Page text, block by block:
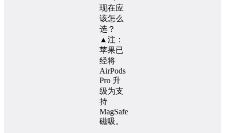
▲注：
苹果已
经将
AirPods
Pro 升
级为支
持
MagSafe
磁吸。